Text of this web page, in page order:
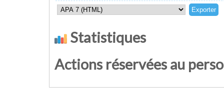
Statistiques
Actions réservées au